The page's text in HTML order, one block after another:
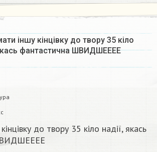
іншу кінцівку до твору 35 кіло
фантастична​ ШВИДШЕЕЕЕ
до твору 35 кіло надії, якась